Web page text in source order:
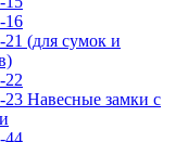
16
(для сумок и
22
Навесные замки с
44